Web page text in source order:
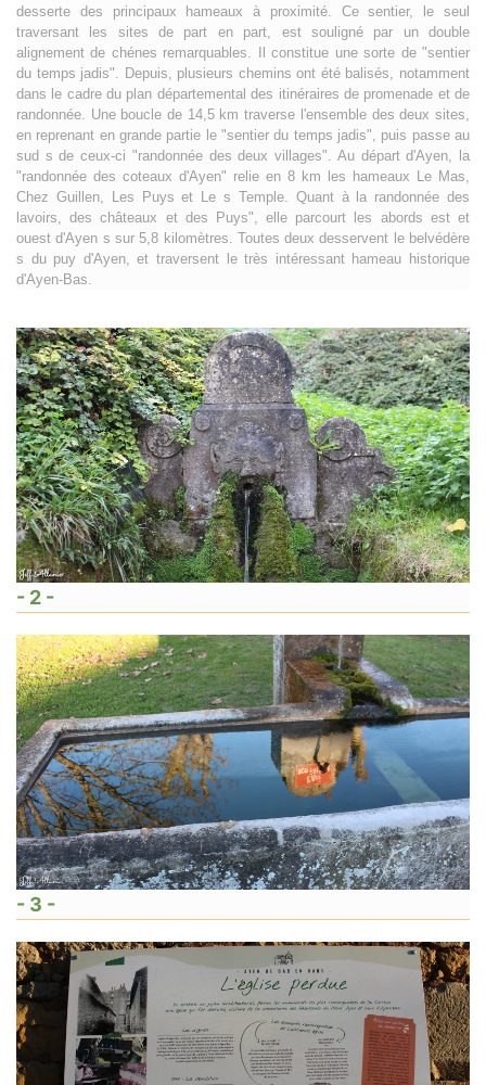
desserte des principaux hameaux à proximité. Ce sentier, le seul
traversant les sites de part en part, est souligné par un double
alignement de chénes remarquables. Il constitue une sorte de "sentier
du temps jadis". Depuis, plusieurs chemins ont été balisés, notamment
dans le cadre du plan départemental des itinéraires de promenade et de
randonnée. Une boucle de 14,5 km traverse l'ensemble des deux sites,
en reprenant en grande partie le "sentier du temps jadis", puis passe au
sud s de ceux-ci "randonnée des deux villages". Au départ d'Ayen, la
"randonnée des coteaux d'Ayen" relie en 8 km les hameaux Le Mas,
Chez Guillen, Les Puys et Le s Temple. Quant à la randonnée des
lavoirs, des châteaux et des Puys", elle parcourt les abords est et
ouest d'Ayen s sur 5,8 kilomètres. Toutes deux desservent le belvédère
s du puy d'Ayen, et traversent le très intéressant hameau historique
d'Ayen-Bas.
- 2 -
- 3 -